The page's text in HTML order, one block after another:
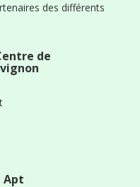
des différents
de
Apt